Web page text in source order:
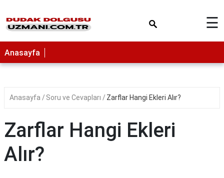
☰
Anasayfa
Anasayfa Soru ve Cevapları Zarflar Hangi Ekleri Alır?
Zarflar Hangi Ekleri
Alır?